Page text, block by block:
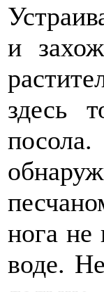
и
здесь
нога не
воде.